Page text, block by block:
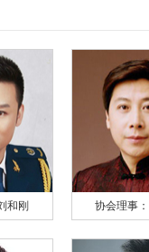
和刚 协会理事